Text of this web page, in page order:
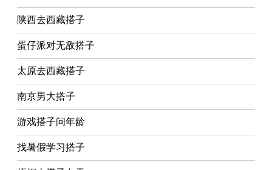
陕西去西藏搭子
蛋仔派对无敌搭子
太原去西藏搭子
南京男大搭子
游戏搭子问年龄
找暑假学习搭子